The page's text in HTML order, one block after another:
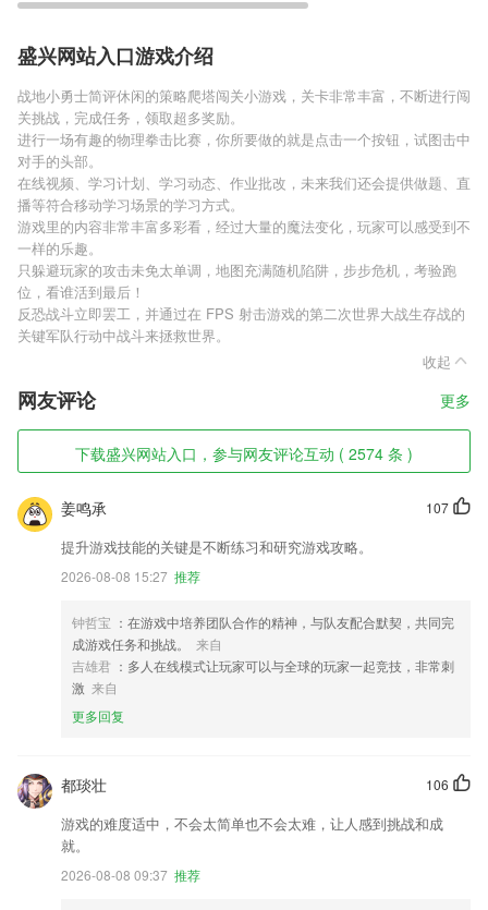
盛兴网站入口游戏介绍
战地小勇士简评休闲的策略爬塔闯关小游戏，关卡非常丰富，不断进行闯
关挑战，完成任务，领取超多奖励。
进行一场有趣的物理拳击比赛，你所要做的就是点击一个按钮，试图击中
对手的头部。
在线视频、学习计划、学习动态、作业批改，未来我们还会提供做题、直
播等符合移动学习场景的学习方式。
游戏里的内容非常丰富多彩看，经过大量的魔法变化，玩家可以感受到不
一样的乐趣。
只躲避玩家的攻击未免太单调，地图充满随机陷阱，步步危机，考验跑
位，看谁活到最后！
反恐战斗立即罢工，并通过在 FPS 射击游戏的第二次世界大战生存战的
关键军队行动中战斗来拯救世界。
收起
网友评论 更多
下载盛兴网站入口，参与网友评论互动 ( 2574 条 )
107
姜鸣承
提升游戏技能的关键是不断练习和研究游戏攻略。
2026-08-08 15:27 推荐
钟哲宝 ：在游戏中培养团队合作的精神，与队友配合默契，共同完
成游戏任务和挑战。
来自
吉雄君 ：多人在线模式让玩家可以与全球的玩家一起竞技，非常刺
激 来自
更多回复
106
都琰壮
游戏的难度适中，不会太简单也不会太难，让人感到挑战和成
就。
2026-08-08 09:37 推荐